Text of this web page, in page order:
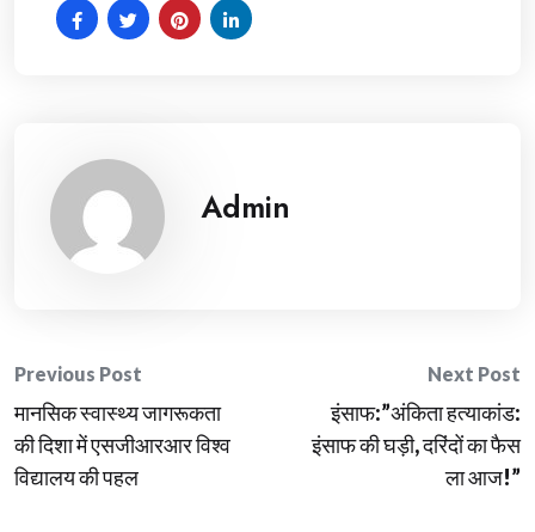
Admin
Post
navigation
Previous Post
मानसिक स्वास्थ्य जागरूकता
की दिशा में एसजीआरआर विश्व
विद्यालय की पहल
Next Post
इंसाफ:”अंकिता हत्याकांड:
इंसाफ की घड़ी, दरिंदों का फैस
ला आज!”